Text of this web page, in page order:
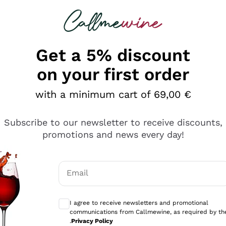
looking for
diversi e con un ampio range di prezzo. Le
Get a 5% discount
on your first order
with a minimum cart of 69,00 €
Subscribe to our newsletter to receive discounts,
promotions and news every day!
Email
I agree to receive newsletters and promotional
communications from Callmewine, as required by
.Privacy Policy